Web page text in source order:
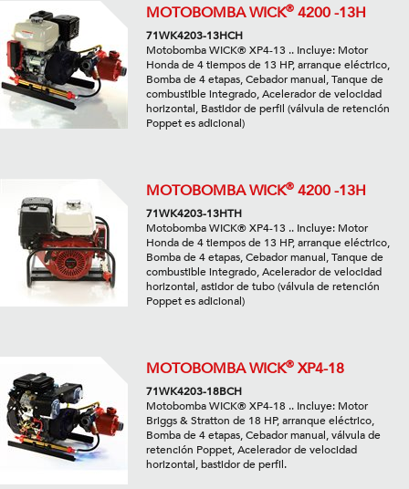
MOTOBOMBA WICK® 4200 -13H
71WK4203-13HCH
Motobomba WICK® XP4-13 .. Incluye: Motor
Honda de 4 tiempos de 13 HP, arranque eléctrico,
Bomba de 4 etapas, Cebador manual, Tanque de
combustible integrado, Acelerador de velocidad
horizontal, Bastidor de perfil (válvula de retención
Poppet es adicional)
MOTOBOMBA WICK® 4200 -13H
71WK4203-13HTH
Motobomba WICK® XP4-13 .. Incluye: Motor
Honda de 4 tiempos de 13 HP, arranque eléctrico,
Bomba de 4 etapas, Cebador manual, Tanque de
combustible integrado, Acelerador de velocidad
horizontal, astidor de tubo (válvula de retención
Poppet es adicional)
MOTOBOMBA WICK® XP4-18
71WK4203-18BCH
Motobomba WICK® XP4-18 .. Incluye: Motor
Briggs & Stratton de 18 HP, arranque eléctrico,
Bomba de 4 etapas, Cebador manual, válvula de
retención Poppet, Acelerador de velocidad
horizontal, bastidor de perfil.